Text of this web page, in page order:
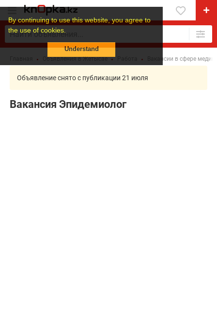
By continuing to use this website, you agree to
the use of cookies.
Understand
Объявления в Жетысае Вакансии в сфере
Объявление снято с публикации 21 июля
Вакансия Эпидемиолог